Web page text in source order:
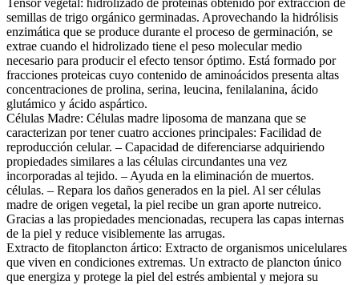
Tensor vegetal: hidrolizado de proteínas obtenido por extracción de
semillas de trigo orgánico germinadas. Aprovechando la hidrólisis
enzimática que se produce durante el proceso de germinación, se
extrae cuando el hidrolizado tiene el peso molecular medio
necesario para producir el efecto tensor óptimo. Está formado por
fracciones proteicas cuyo contenido de aminoácidos presenta altas
concentraciones de prolina, serina, leucina, fenilalanina, ácido
glutámico y ácido aspártico.
Células Madre: Células madre liposoma de manzana que se
caracterizan por tener cuatro acciones principales: Facilidad de
reproducción celular. – Capacidad de diferenciarse adquiriendo
propiedades similares a las células circundantes una vez
incorporadas al tejido. – Ayuda en la eliminación de muertos.
células. – Repara los daños generados en la piel. Al ser células
madre de origen vegetal, la piel recibe un gran aporte nutreico.
Gracias a las propiedades mencionadas, recupera las capas internas
de la piel y reduce visiblemente las arrugas.
Extracto de fitoplancton ártico: Extracto de organismos unicelulares
que viven en condiciones extremas. Un extracto de plancton único
que energiza y protege la piel del estrés ambiental y mejora su